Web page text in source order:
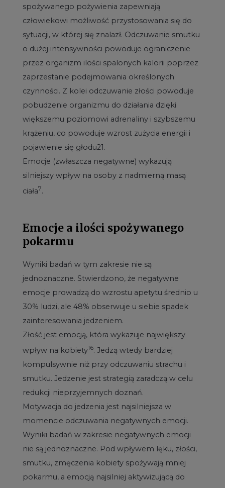
spożywanego pożywienia zapewniają
człowiekowi możliwość przystosowania się do
sytuacji, w której się znalazł. Odczuwanie smutku
o dużej intensywności powoduje ograniczenie
przez organizm ilości spalonych kalorii poprzez
zaprzestanie podejmowania określonych
czynności. Z kolei odczuwanie złości powoduje
pobudzenie organizmu do działania dzięki
większemu poziomowi adrenaliny i szybszemu
krążeniu, co powoduje wzrost zużycia energii i
pojawienie się głodu21.
Emocje (zwłaszcza negatywne) wykazują
silniejszy wpływ na osoby z nadmierną masą
ciała7.
Emocje a ilości spożywanego
pokarmu
Wyniki badań w tym zakresie nie są
jednoznaczne. Stwierdzono, że negatywne
emocje prowadzą do wzrostu apetytu średnio u
30% ludzi, ale 48% obserwuje u siebie spadek
zainteresowania jedzeniem.
Złość jest emocją, która wykazuje największy
wpływ na kobiety16. Jedzą wtedy bardziej
kompulsywnie niż przy odczuwaniu strachu i
smutku. Jedzenie jest strategią zaradczą w celu
redukcji nieprzyjemnych doznań.
Motywacja do jedzenia jest najsilniejsza w
momencie odczuwania negatywnych emocji.
Wyniki badań w zakresie negatywnych emocji
nie są jednoznaczne. Pod wpływem lęku, złości,
smutku, zmęczenia kobiety spożywają mniej
pokarmu, a emocją najsilniej aktywizującą do